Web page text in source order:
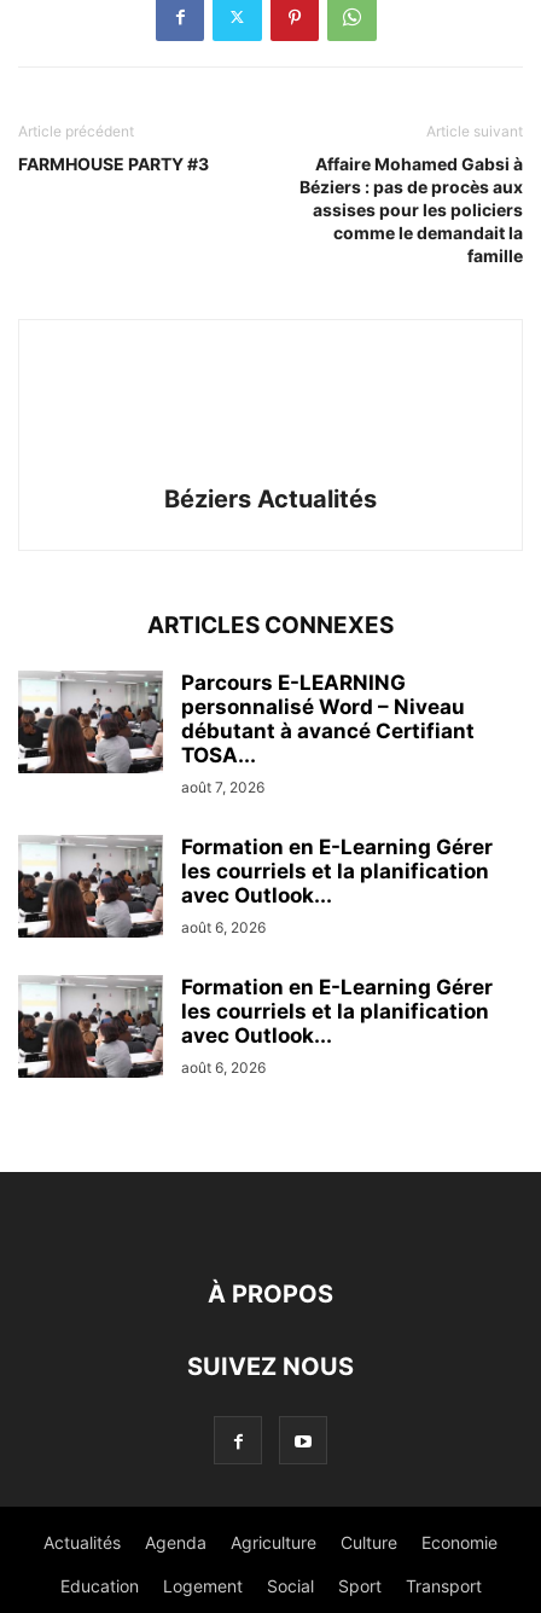
Article précédent
FARMHOUSE PARTY #3
Article suivant
Affaire Mohamed Gabsi à
Béziers : pas de procès aux
assises pour les policiers
comme le demandait la
famille
Béziers Actualités
ARTICLES CONNEXES
Parcours E-LEARNING
personnalisé Word – Niveau
débutant à avancé Certifiant
TOSA...
août 7, 2026
Formation en E-Learning Gérer
les courriels et la planification
avec Outlook...
août 6, 2026
Formation en E-Learning Gérer
les courriels et la planification
avec Outlook...
août 6, 2026
À PROPOS
SUIVEZ NOUS
Actualités Agenda Agriculture Culture Economie
Education Logement Social Sport Transport